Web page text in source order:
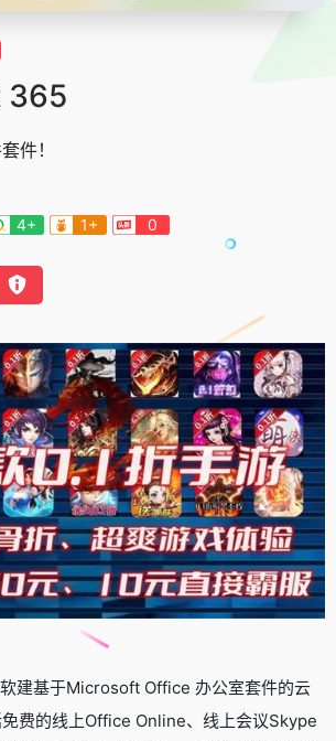
365
件！
4+ 1+ 0
建基于Microsoft Office 办公室套件的云
费的线上Office Online、线上会议Skype